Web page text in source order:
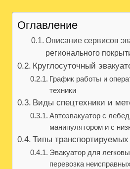
Оглавление
Описание сервисов
регионального
Круглосуточный
График работы и
техники
Виды спецтехники и
Автоэвакуатор с
манипулятором и с
Типы
Эвакуатор для
перевозка